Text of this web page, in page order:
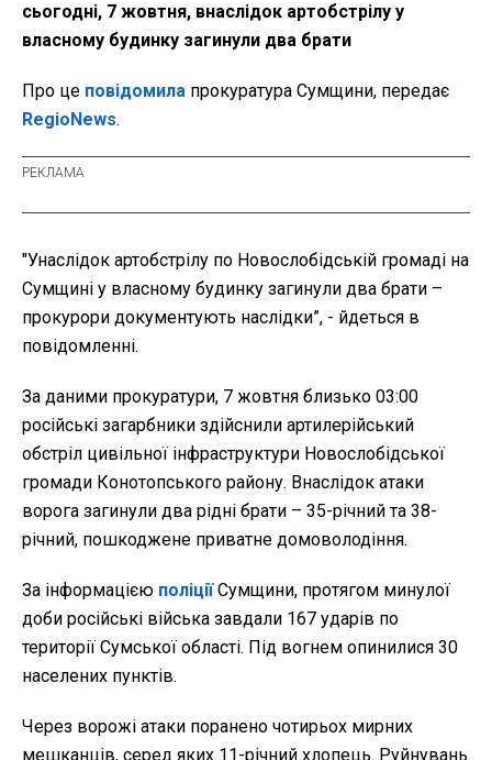
сьогодні, 7 жовтня, внаслідок артобстрілу у
власному будинку загинули два брати
Про це повідомила прокуратура Сумщини, передає
RegioNews.
"Унаслідок артобстрілу по Новослобідській громаді на
Сумщині у власному будинку загинули два брати –
прокурори документують наслідки”, - йдеться в
повідомленні.
За даними прокуратури, 7 жовтня близько 03:00
російські загарбники здійснили артилерійський
обстріл цивільної інфраструктури Новослобідської
громади Конотопського району. Внаслідок атаки
ворога загинули два рідні брати – 35-річний та 38-
річний, пошкоджене приватне домоволодіння.
За інформацією поліціїСумщини, протягом минулої
доби російські війська завдали 167 ударів по
території Сумської області. Під вогнем опинилися 30
населених пунктів.
Через ворожі атаки поранено чотирьох мирних
мешканців, серед яких 11-річний хлопець. Руйнувань